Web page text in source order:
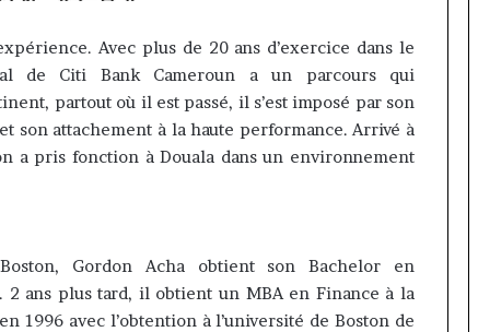
Avec plus de 20 ans d’exercice dans le
de Citi BankCameroun a un parcours qui
partout où il est passé, il s’est imposé par son
son attachement à la haute performance. Arrivé à
a pris fonctionà Douala dans un environnement
GordonAchaobtient son Bachelor en
2 ans plus tard, il obtient un MBAen Finance à la
1996 avec l’obtention à l’université de Boston de
Rose
des
Insurance
et
AfriLife
nommé
Directeur
Général
il y a 5 jours
intérim, fin de mandat pour
Norbert Ngniwake